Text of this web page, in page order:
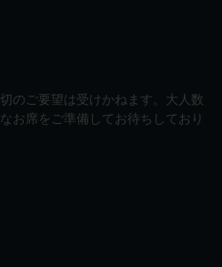
のご要望は受けかねます。大人数
お席をご準備してお待ちしており